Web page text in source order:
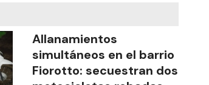
Allanamientos
simultáneos en el barrio
Fiorotto: secuestran dos